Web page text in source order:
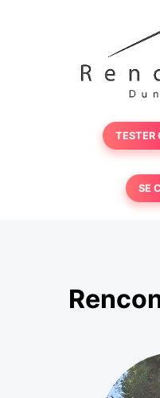
TESTER
SE